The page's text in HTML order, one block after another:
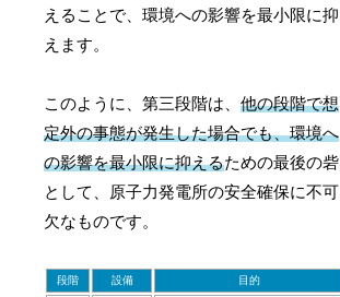
えることで、環境への影響を最小限に抑
えます。
このように、第三段階は、他の段階で想
定外の事態が発生した場合でも、環境へ
の影響を最小限に抑えるための最後の砦
として、原子力発電所の安全確保に不可
欠なものです。
段階 設備 目的